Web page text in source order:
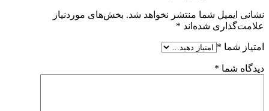
نشانی ایمیل شما منتشر نخواهد شد. بخش‌های موردنیاز
علامت‌گذاری شده‌اند *
امتیاز شما *
دیدگاه شما *